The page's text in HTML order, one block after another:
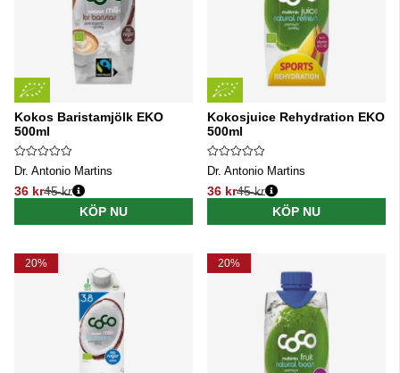
Kokos Baristamjölk EKO
500ml
Dr. Antonio Martins
36 kr
Ordinarie pris:
45 kr
KÖP NU
Kokosjuice Rehydration EKO
500ml
Dr. Antonio Martins
36 kr
Ordinarie pris:
45 kr
KÖP NU
20% 20%